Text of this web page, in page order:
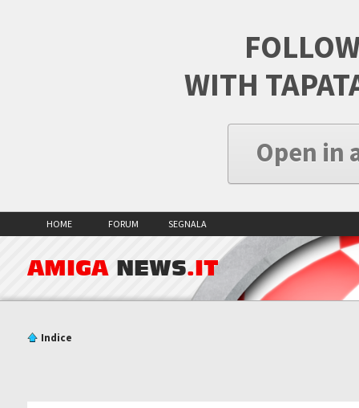
WITH
Open in
HOME FORUM SEGNALA
AMIGA NEWS.IT
Indice